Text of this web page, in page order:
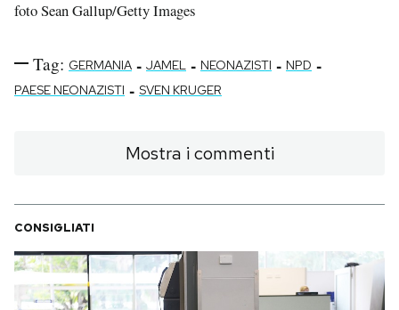
foto Sean Gallup/Getty Images
Tag: GERMANIA - JAMEL - NEONAZISTI - NPD -
PAESE NEONAZISTI - SVEN KRUGER
Mostra i commenti
CONSIGLIATI